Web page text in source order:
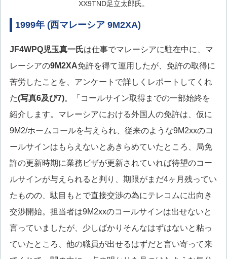
XX9TND足立太郎氏。
1999年 (西マレーシア 9M2XA)
JF4WPQ児玉真一氏は仕事でマレーシアに駐在中に、マ
レーシアの9M2XA免許を得て運用したが、免許の取得に
苦労したことを、アンケートで詳しくレポートしてくれ
た(写真6及び7)。「コールサイン取得までの一部始終を
紹介します。マレーシアにおける外国人の免許は、仮に
9M2/ホームコールを与えられ、従来のような9M2xxのコ
ールサインはもらえないとあきらめていたところ、局免
許の更新時期に業務ビザが更新されていれば待望のコー
ルサインが与えられると判り、期限がまだ4ヶ月残ってい
たものの、駄目もとで直接交渉の為にテレコムに出向き
交渉開始。担当者は9M2xxのコールサインは出せないと
言っていましたが、少しばかりそんなはずはないと粘っ
ていたところ、他の職員が出せるはずだと言い寄って来